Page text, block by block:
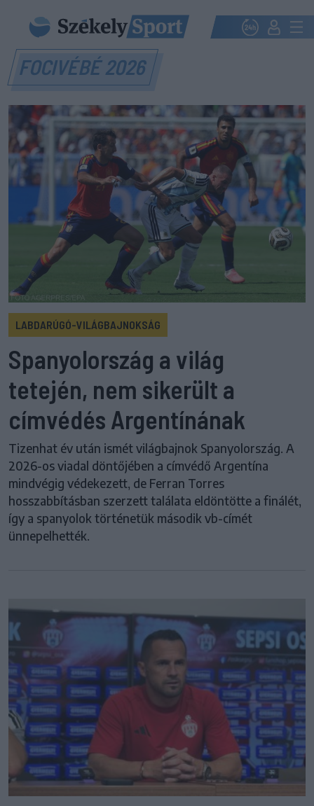
FOCIVÉBÉ 2026
LABDARÚGÓ-VILÁGBAJNOKSÁG
Spanyolország a világ
tetején, nem sikerült a
címvédés Argentínának
Tizenhat év után ismét világbajnok Spanyolország. A
2026-os viadal döntőjében a címvédő Argentína
mindvégig védekezett, de Ferran Torres
hosszabbításban szerzett találata eldöntötte a finálét,
így a spanyolok történetük második vb-címét
ünnepelhették.